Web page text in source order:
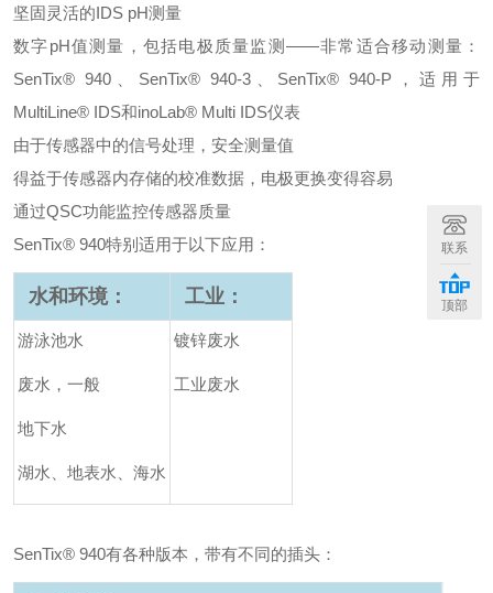
坚固灵活的IDS pH测量
数字pH值测量，包括电极质量监测——非常适合移动测量：
SenTix® 940、SenTix® 940-3、SenTix® 940-P，适用于
MultiLine® IDS和inoLab® Multi IDS仪表
由于传感器中的信号处理，安全测量值
得益于传感器内存储的校准数据，电极更换变得容易
通过QSC功能监控传感器质量
SenTix® 940特别适用于以下应用：
水和环境： 工业：
游泳池水
废水，一般
地下水
湖水、地表水、海水
镀锌废水
工业废水
SenTix® 940有各种版本，带有不同的插头：
联系
顶部